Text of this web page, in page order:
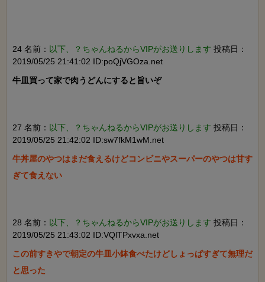
24 名前： 以下、？ちゃんねるからVIPがお送りします 投稿日：
2019/05/25 21:41:02 ID:poQjVGOza.net
牛皿買って家で肉うどんにすると旨いぞ
27 名前： 以下、？ちゃんねるからVIPがお送りします 投稿日：
2019/05/25 21:42:02 ID:sw7fkM1wM.net
牛丼屋のやつはまだ食えるけどコンビニやスーパーのやつは甘す
ぎて食えない
28 名前： 以下、？ちゃんねるからVIPがお送りします 投稿日：
2019/05/25 21:43:02 ID:VQlTPxvxa.net
この前すきやで朝定の牛皿小鉢食べたけどしょっぱすぎて無理だ
と思った